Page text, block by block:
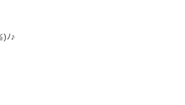
ﾉ♪